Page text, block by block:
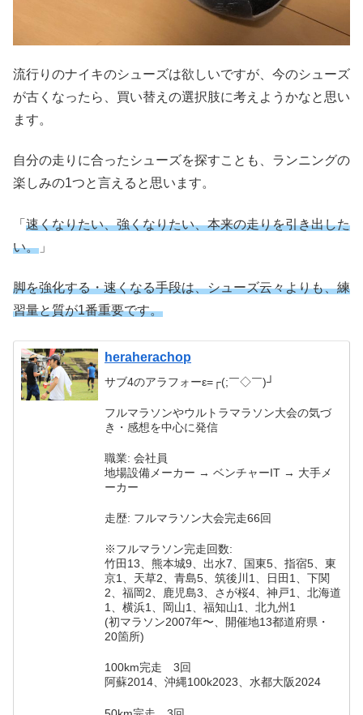
流行りのナイキのシューズは欲しいですが、今のシューズ
が古くなったら、買い替えの選択肢に考えようかなと思い
ます。
自分の走りに合ったシューズを探すことも、ランニングの
楽しみの1つと言えると思います。
「 速くなりたい、強くなりたい、本来の走りを引き出した
い。 」
脚を強化する・速くなる手段は、シューズ云々よりも、練
習量と質が1番重要です。
heraherachop
サブ4のアラフォーε=┌(;￣◇￣)┘
フルマラソンやウルトラマラソン大会の気づ
き・感想を中心に発信
職業: 会社員
地場設備メーカー → ベンチャーIT → 大手メ
ーカー
走歴: フルマラソン大会完走66回
※フルマラソン完走回数:
竹田13、熊本城9、出水7、国東5、指宿5、東
京1、天草2、青島5、筑後川1、日田1、下関
2、福岡2、鹿児島3、さが桜4、神戸1、北海道
1、横浜1、岡山1、福知山1、北九州1
(初マラソン2007年〜、開催地13都道府県・
20箇所)
100km完走 3回
阿蘇2014、沖縄100k2023、水都大阪2024